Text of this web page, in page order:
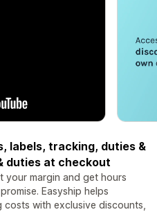
labels, tracking, duties &
duties at checkout
your margin and get hours
Easyship helps
with exclusive discounts,